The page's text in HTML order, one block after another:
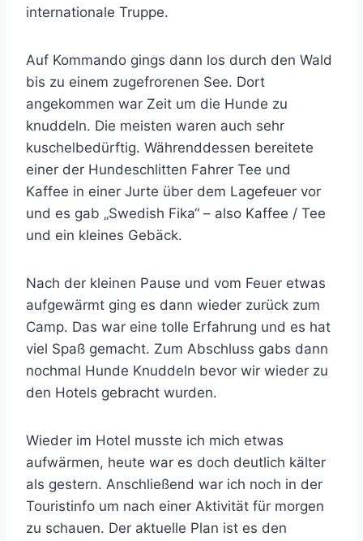
internationale Truppe.
Auf Kommando gings dann los durch den Wald
bis zu einem zugefrorenen See. Dort
angekommen war Zeit um die Hunde zu
knuddeln. Die meisten waren auch sehr
kuschelbedürftig. Währenddessen bereitete
einer der Hundeschlitten Fahrer Tee und
Kaffee in einer Jurte über dem Lagefeuer vor
und es gab „Swedish Fika“ – also Kaffee / Tee
und ein kleines Gebäck.
Nach der kleinen Pause und vom Feuer etwas
aufgewärmt ging es dann wieder zurück zum
Camp. Das war eine tolle Erfahrung und es hat
viel Spaß gemacht. Zum Abschluss gabs dann
nochmal Hunde Knuddeln bevor wir wieder zu
den Hotels gebracht wurden.
Wieder im Hotel musste ich mich etwas
aufwärmen, heute war es doch deutlich kälter
als gestern. Anschließend war ich noch in der
Touristinfo um nach einer Aktivität für morgen
zu schauen. Der aktuelle Plan ist es den